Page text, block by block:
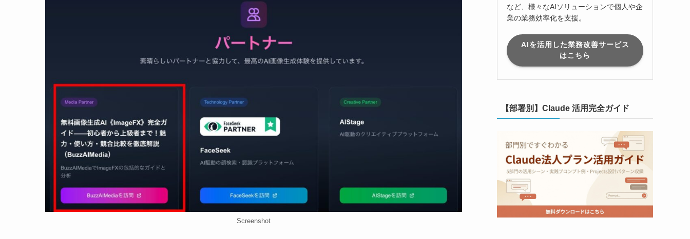
Screenshot
など、様々なAIソリューションで個人や企
業の業務効率化を支援。
AIを活用した業務改善サービス
はこちら
【部署別】Claude 活用完全ガイド